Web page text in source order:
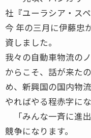
社『ユーラシア・ス
今 年の三月に伊藤忠
資しました。
我々の自動車物流の
からこそ、話が来た
め、新興国の国内物
やればやる程赤字に
「みんな一斉に進
競争になります。